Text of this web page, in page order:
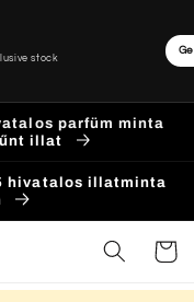
parfüm minta
illat
hivatalos illatminta
Kosár
stock